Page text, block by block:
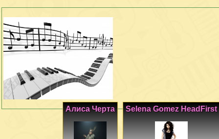
Selena Gomez HeadFirst
Алиса Черта